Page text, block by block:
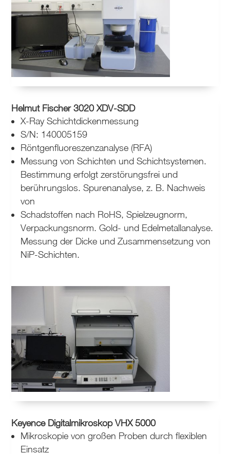
Helmut Fischer 3020 XDV-SDD
X-Ray Schichtdickenmessung
S/N: 140005159
Röntgenfluoreszenzanalyse (RFA)
Messung von Schichten und Schichtsystemen.
Bestimmung erfolgt zerstörungsfrei und
berührungslos. Spurenanalyse, z. B. Nachweis
von
Schadstoffen nach RoHS, Spielzeugnorm,
Verpackungsnorm. Gold- und Edelmetallanalyse.
Messung der Dicke und Zusammensetzung von
NiP-Schichten.
Keyence Digitalmikroskop VHX 5000
Mikroskopie von großen Proben durch flexiblen
Einsatz